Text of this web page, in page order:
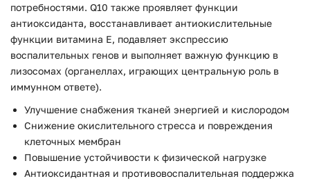
потребностями. Q10 также проявляет функции
антиоксиданта, восстанавливает антиокислительные
функции витамина Е, подавляет экспрессию
воспалительных генов и выполняет важную функцию в
лизосомах (органеллах, играющих центральную роль в
иммунном ответе).
Улучшение снабжения тканей энергией и кислородом
Снижение окислительного стресса и повреждения
клеточных мембран
Повышение устойчивости к физической нагрузке
Антиоксидантная и противовоспалительная поддержка